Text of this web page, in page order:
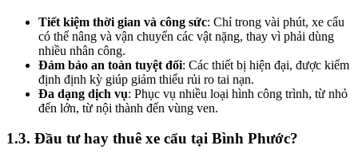
Tiết kiệm thời gian và công sức: Chỉ trong vài phút, xe cẩu
có thể nâng và vận chuyển các vật nặng, thay vì phải dùng
nhiều nhân công.
Đảm bảo an toàn tuyệt đối: Các thiết bị hiện đại, được kiểm
định định kỳ giúp giảm thiểu rủi ro tai nạn.
Đa dạng dịch vụ: Phục vụ nhiều loại hình công trình, từ nhỏ
đến lớn, từ nội thành đến vùng ven.
1.3. Đầu tư hay thuê xe cẩu tại Bình Phước?